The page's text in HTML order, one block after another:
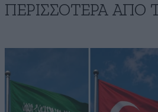
ΠΕΡΙΣΣΟΤΕΡΑ ΑΠΟ